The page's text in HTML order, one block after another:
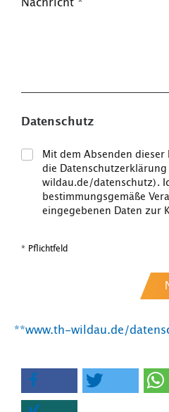
Nachricht *
Datenschutz
Mit dem Absenden
die
wildau.de/datenschutz).
bestimmungsgemäße
eingegebenen Daten zur
* Pflichtfeld
**www.th-wildau.de/